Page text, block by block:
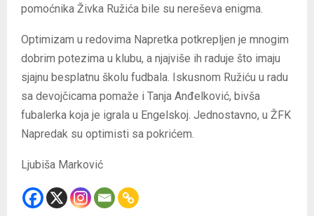
pomoćnika Živka Ružića bile su nereševa enigma.
Optimizam u redovima Napretka potkrepljen je mnogim
dobrim potezima u klubu, a njajviše ih raduje što imaju
sjajnu besplatnu školu fudbala. Iskusnom Ružiću u radu
sa devojčicama pomaže i Tanja Anđelković, bivša
fubalerka koja je igrala u Engelskoj. Jednostavno, u ŽFK
Napredak su optimisti sa pokrićem.
Ljubiša Marković